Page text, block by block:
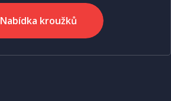
Nabídka kroužků